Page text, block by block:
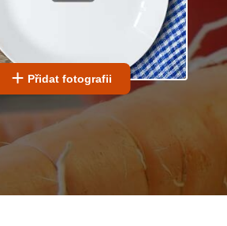
Přidat fotografii